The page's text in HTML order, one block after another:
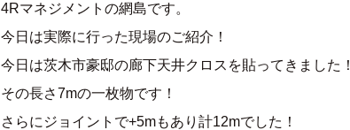
4Rマネジメントの網島です。
今日は実際に行った現場のご紹介！
今日は茨木市豪邸の廊下天井クロスを貼ってきました！
その長さ7mの一枚物です！
さらにジョイントで+5mもあり計12mでした！